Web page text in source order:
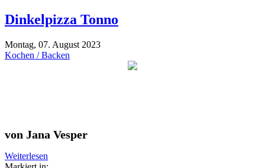
Dinkelpizza Tonno
Montag, 07. August 2023
Kochen / Backen
von Jana Vesper
Weiterlesen